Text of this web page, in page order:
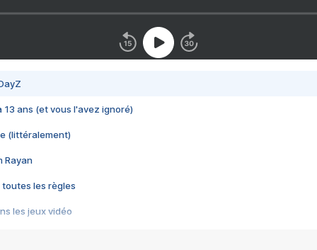
13 ans (et vous l'avez ignoré)
(littéralement)
Rayan
toutes les règles
les jeux vidéo